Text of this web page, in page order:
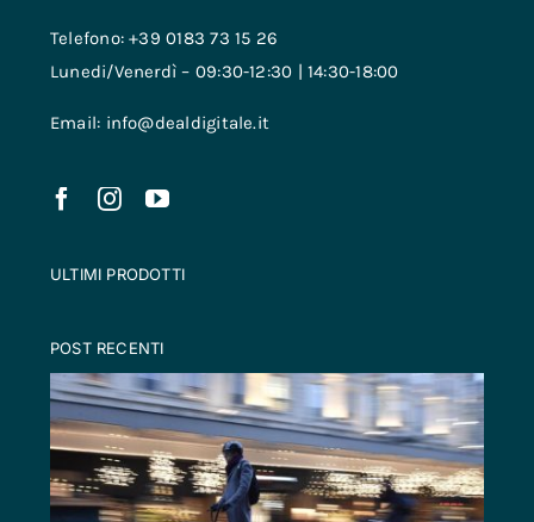
Telefono: +39 0183 73 15 26
Lunedi/Venerdì – 09:30-12:30 | 14:30-18:00
Email: info@dealdigitale.it
ULTIMI PRODOTTI
POST RECENTI